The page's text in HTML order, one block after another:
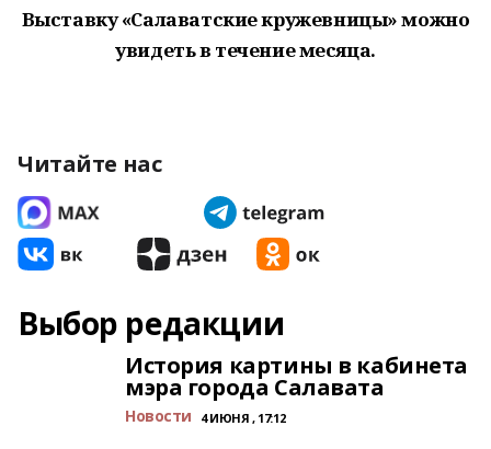
Выставку «Салаватские кружевницы» можно
увидеть в течение месяца.
Читайте нас
Выбор редакции
История картины в кабинета
мэра города Салавата
Новости 4 ИЮНЯ , 17:12